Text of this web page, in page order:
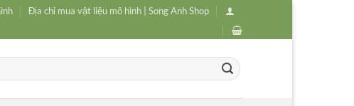
Địa chỉ mua vật liệu mô hình | Song Anh Shop